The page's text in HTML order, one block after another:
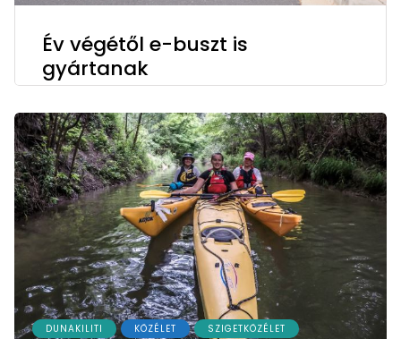
Év végétől e-buszt is
gyártanak
DUNAKILITI KÖZÉLET SZIGETKÖZÉLET